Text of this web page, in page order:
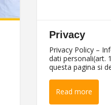
Privacy
Privacy Policy –
dati personali(art.
questa pagina si
Read more